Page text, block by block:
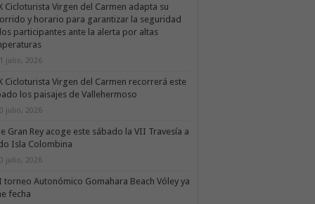
Cicloturista Virgen del Carmen adapta su
y horario para garantizar la seguridad
participantes ante la alerta por altas
julio, 2026
Cicloturista Virgen del Carmen recorrerá este
los paisajes de Vallehermoso
julio, 2026
Gran Rey acoge este sábado la VII Travesía a
Isla Colombina
julio, 2026
torneo Autonómico Gomahara Beach Vóley ya
fecha